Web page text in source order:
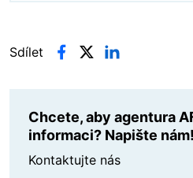
Sdílet
Chcete, aby agentura
informaci? Napište nám!
Kontaktujte nás